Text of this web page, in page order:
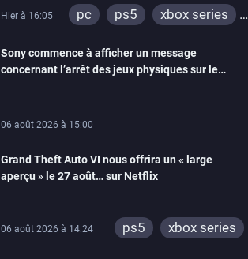
Hier à 16:05 pc ps5
xbox series
ps4
xbox one
switch 2
Sony commence à afficher un message
concernant l’arrêt des jeux physiques sur le
06 août 2026 à 15:00
Grand Theft Auto VI nous offrira un « large
aperçu » le 27 août… sur Netflix
06 août 2026 à 14:24 ps5 xbox series